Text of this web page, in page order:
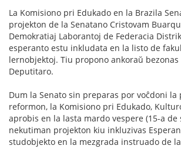
La Komisiono pri Edukado en la Brazila
projekton de la Senatano Cristovam
Demokratiaj Laborantoj de Federacia
esperanto estu inkludata en la listo de
lernobjektoj. Tiu propono ankoraŭ
Deputitaro.
Dum la Senato sin preparas por voĉdoni la
reformon, la Komisiono pri Edukado,
aprobis en la lasta mardo vespere (15-a de
nekutiman projekton kiu inkluzivas
studobjekto en la mezgrada instruado de